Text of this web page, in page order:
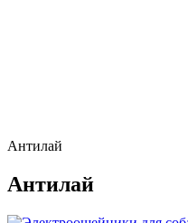
Антилай
Антилай